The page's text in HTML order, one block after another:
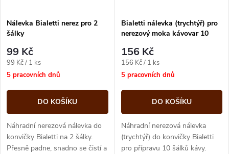
Nálevka Bialetti nerez pro 2
šálky
99 Kč
Měrná
cena:
99 Kč / 1 ks
5 pracovních dnů
DO KOŠÍKU
Náhradní nerezová nálevka do
konvičky Bialetti na 2 šálky.
Přesně padne, snadno se čistí a
Bialetti nálevka (trychtýř) pro
nerezový moka kávovar 10
156 Kč
Měrná
cena:
156 Kč / 1 ks
5 pracovních dnů
DO KOŠÍKU
Náhradní nerezová nálevka
(trychtýř) do konvičky Bialetti
pro přípravu 10 šálků kávy.